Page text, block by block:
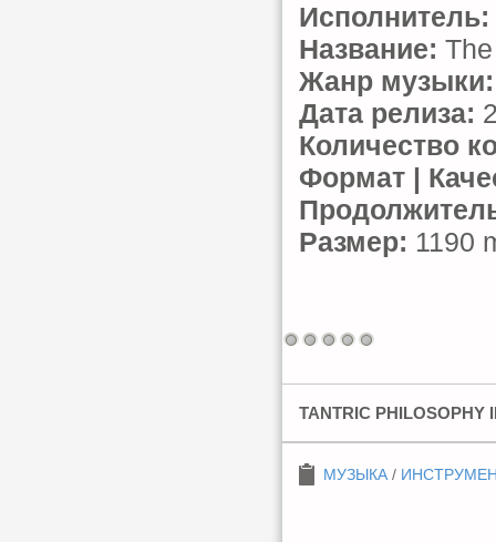
Исполнитель:
Название:
Жанр музыки:
Дата релиза:
Количество
Формат |
Размер: 1190
TANTRIC PHILOSOPHY
МУЗЫКА /